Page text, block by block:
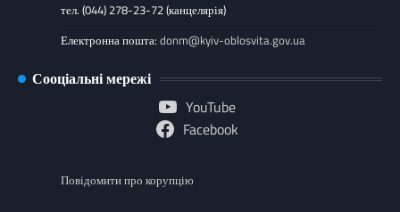
тел. (044) 278-23-72 (канцелярія)
Електронна пошта: donm@kyiv-oblosvita.gov.ua
Сооціальні мережі
YouTube
Facebook
Повідомити про корупцію